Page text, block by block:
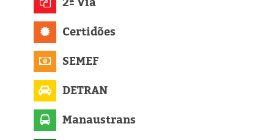
Certidões
SEMEF
DETRAN
Manaustrans